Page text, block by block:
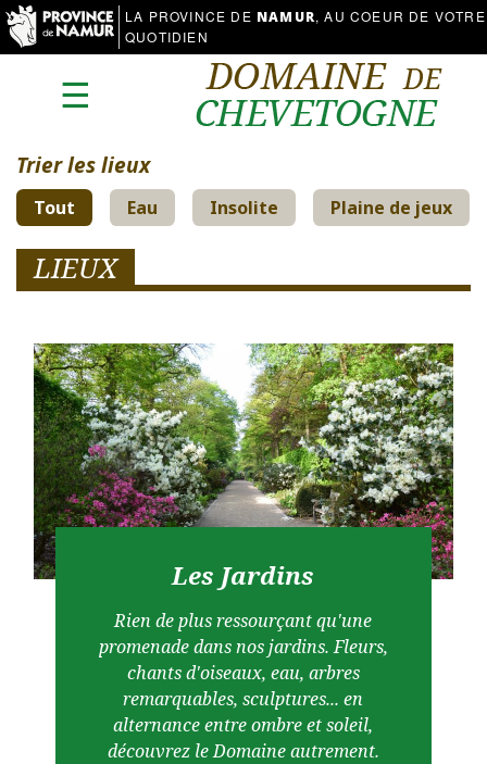
LA PROVINCE DE NAMUR, AU COEUR DE VOTRE
QUOTIDIEN
☰
Trier les lieux
Tout Eau Insolite Plaine de jeux
LIEUX
Les Jardins
Rien de plus ressourçant qu'une
promenade dans nos jardins. Fleurs,
chants d'oiseaux, eau, arbres
remarquables, sculptures... en
alternance entre ombre et soleil,
découvrez le Domaine autrement.